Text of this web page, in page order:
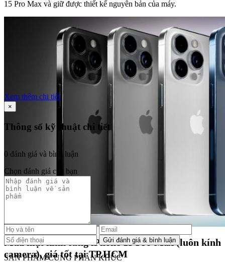
15 Pro Max và giữ được thiết kế nguyên bản của máy.
Mua mặt kính lưng iPhone 15 Pro Max (luôn kính
camera), giá tốt tại TP.HCM
Xem thêm chi tiết
×
Thông số kỹ thuật chi tiết
0 đánh giá và bình luận
Chọn đánh giá của bạn
SẢN PHẨM CÙNG PHÂN KHÚC